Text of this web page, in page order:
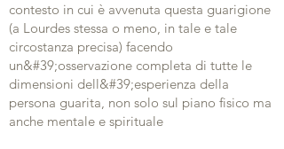
contesto in cui è avvenuta questa guarigione
(a Lourdes stessa o meno, in tale e tale
circostanza precisa) facendo
un&#39;osservazione completa di tutte le
dimensioni dell&#39;esperienza della
persona guarita, non solo sul piano fisico ma
anche mentale e spirituale